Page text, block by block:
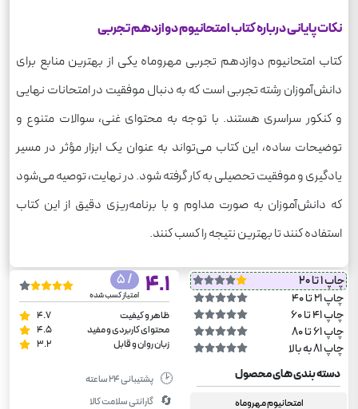
نکات پایانی درباره کتاب امتحانیوم دوازدهم تجربی
کتاب امتحانیوم دوازدهم تجربی مهروماه یکی از بهترین منابع برای
دانش‌آموزان رشته تجربی است که به دنبال موفقیت در امتحانات نهایی
و کنکور سراسری هستند. با توجه به محتوای غنی، سوالات متنوع و
توضیحات ساده، این کتاب می‌تواند به عنوان یک ابزار مؤثر در مسیر
یادگیری و موفقیت تحصیلی به کار گرفته شود. در نهایت، توصیه می‌شود
که دانش‌آموزان به صورت مداوم و با برنامه‌ریزی دقیق از این کتاب
استفاده کنند تا بهترین نتیجه را کسب کنند.
چاپ 1 تا 20
چاپ 21 تا 40
چاپ 41 تا 60
چاپ 61 تا 80
چاپ 81 به بالا
4.1
/ 5
امتیاز کسب شده
ظاهر و کیفیت
4.7
محتوای کاربردی و مفید
4.5
زبان روان و قابل
3.2
دسته بندی های محصول
امتحانیوم مهروماه
🕑 پشتیبانی ۲۴ ساعته
🔄 گارانتی سلامت کالا